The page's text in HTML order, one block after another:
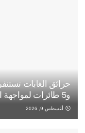
و5 طائرات لمواجهة النيران
أغسطس 9, 2026